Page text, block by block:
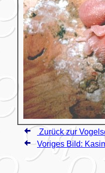
Zurück zur
Voriges Bild: